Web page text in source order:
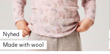
Nyhed
Made with wool